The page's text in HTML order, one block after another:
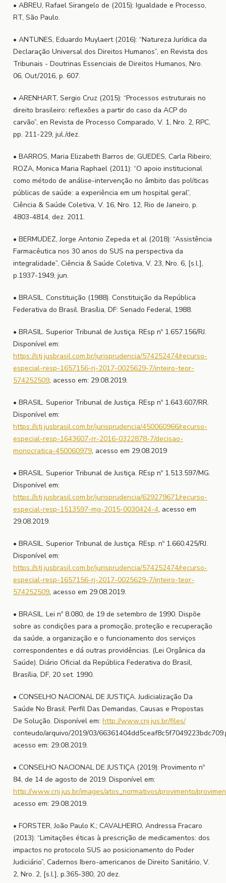
• ABREU, Rafael Sirangelo de (2015): Igualdade e Processo,
RT, São Paulo.
• ANTUNES, Eduardo Muylaert (2016): “Natureza Jurídica da
Declaração Universal dos Direitos Humanos”, en Revista dos
Tribunais - Doutrinas Essenciais de Direitos Humanos, Nro.
06, Out/2016, p. 607.
• ARENHART, Sergio Cruz (2015): “Processos estruturais no
direito brasileiro: reflexões a partir do caso da ACP do
carvão”, en Revista de Processo Comparado, V. 1, Nro. 2, RPC,
pp. 211-229, jul./dez.
• BARROS, Maria Elizabeth Barros de; GUEDES, Carla Ribeiro;
ROZA, Monica Maria Raphael (2011): “O apoio institucional
como método de análise-intervenção no âmbito das políticas
públicas de saúde: a experiência em um hospital geral”,
Ciência & Saúde Coletiva, V. 16, Nro. 12, Rio de Janeiro, p.
4803-4814, dez. 2011.
• BERMUDEZ, Jorge Antonio Zepeda et al (2018): “Assistência
Farmacêutica nos 30 anos do SUS na perspectiva da
integralidade”, Ciência & Saúde Coletiva, V. 23, Nro. 6, [s.l.],
p.1937-1949, jun.
• BRASIL. Constituição (1988). Constituição da República
Federativa do Brasil. Brasília, DF: Senado Federal, 1988.
• BRASIL. Superior Tribunal de Justiça. REsp nº 1.657.156/RJ.
Disponível em:
https://stj.jusbrasil.com.br/jurisprudencia/574252474/recurso-
especial-resp-1657156-rj-2017-0025629-7/inteiro-teor-
574252509, acesso em: 29.08.2019.
• BRASIL. Superior Tribunal de Justiça. REsp nº 1.643.607/RR.
Disponível em:
https://stj.jusbrasil.com.br/jurisprudencia/450060966/recurso-
especial-resp-1643607-rr-2016-0322878-7/decisao-
monocratica-450060979, acesso em 29.08.2019
• BRASIL. Superior Tribunal de Justiça. REsp nº 1.513.597/MG.
Disponível em:
https://stj.jusbrasil.com.br/jurisprudencia/629279671/recurso-
especial-resp-1513597-mg-2015-0030424-4, acesso em
29.08.2019.
• BRASIL. Superior Tribunal de Justiça. REsp. nº 1.660.425/RJ.
Disponível em:
https://stj.jusbrasil.com.br/jurisprudencia/574252474/recurso-
especial-resp-1657156-rj-2017-0025629-7/inteiro-teor-
574252509, acesso em 29.08.2019.
• BRASIL. Lei nº 8.080, de 19 de setembro de 1990. Dispõe
sobre as condições para a promoção, proteção e recuperação
da saúde, a organização e o funcionamento dos serviços
correspondentes e dá outras providências. (Lei Orgânica da
Saúde). Diário Oficial da República Federativa do Brasil,
Brasília, DF, 20 set. 1990.
• CONSELHO NACIONAL DE JUSTIÇA. Judicialização Da
Saúde No Brasil: Perfil Das Demandas, Causas e Propostas
De Solução. Disponível em: http://www.cnj.jus.br/files/
conteudo/arquivo/2019/03/
acesso em: 29.08.2019.
• CONSELHO NACIONAL DE JUSTIÇA (2019): Provimento nº
84, de 14 de agosto de 2019. Disponível em:
http://www.cnj.jus.br/images/atos_normativos/provimento/
acesso em: 29.08.2019.
• FORSTER, João Paulo K.; CAVALHEIRO, Andressa Fracaro
(2013): “Limitações éticas à prescrição de medicamentos: dos
impactos no protocolo SUS ao posicionamento do Poder
Judiciário”, Cadernos Ibero-americanos de Direito Sanitário, V.
2, Nro. 2, [s.l.], p.365-380, 20 dez.